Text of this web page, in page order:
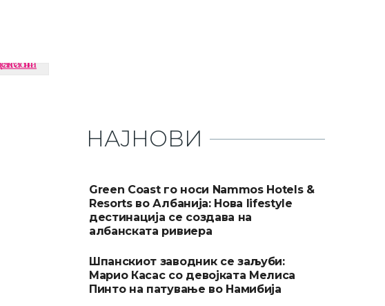
НАЈНОВИ
Green Coast го носи Nammos Hotels &
Resorts во Албанија: Нова lifestyle
дестинација се создава на
албанската ривиера
Шпанскиот заводник се заљуби:
Марио Касас со девојката Мелиса
Пинто на патување во Намибија